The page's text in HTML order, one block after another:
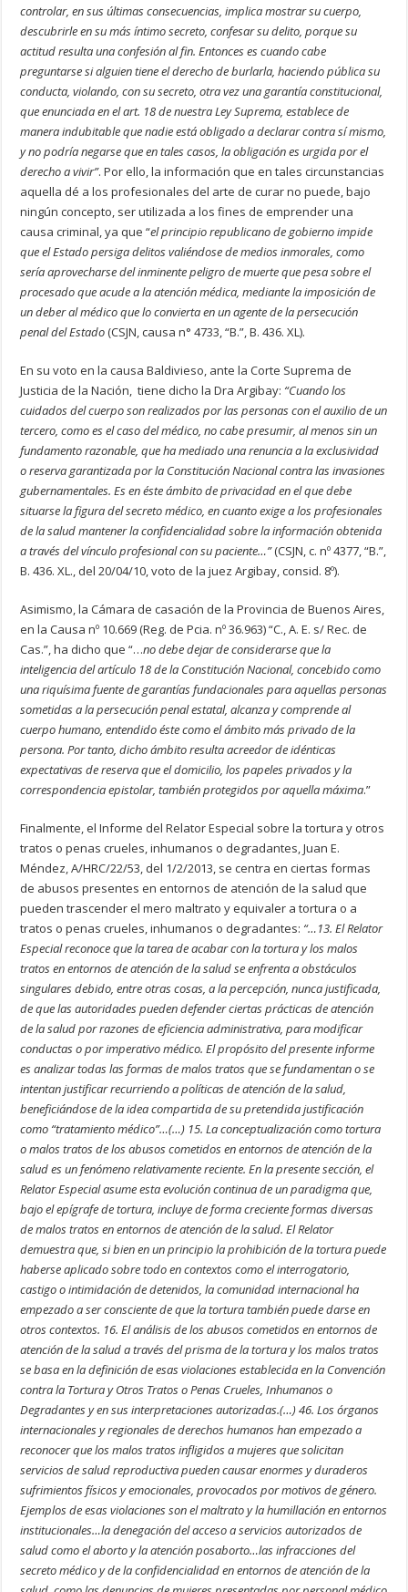
controlar, en sus últimas consecuencias, implica mostrar su cuerpo,
descubrirle en su más íntimo secreto, confesar su delito, porque su
actitud resulta una confesión al fin. Entonces es cuando cabe
preguntarse si alguien tiene el derecho de burlarla, haciendo pública su
conducta, violando, con su secreto, otra vez una garantía constitucional,
que enunciada en el art. 18 de nuestra Ley Suprema, establece de
manera indubitable que nadie está obligado a declarar contra sí mismo,
y no podría negarse que en tales casos, la obligación es urgida por el
derecho a vivir”. Por ello, la información que en tales circunstancias
aquella dé a los profesionales del arte de curar no puede, bajo
ningún concepto, ser utilizada a los fines de emprender una
causa criminal, ya que “el principio republicano de gobierno impide
que el Estado persiga delitos valiéndose de medios inmorales, como
sería aprovecharse del inminente peligro de muerte que pesa sobre el
procesado que acude a la atención médica, mediante la imposición de
un deber al médico que lo convierta en un agente de la persecución
penal del Estado(CSJN, causa n° 4733, “B.”, B. 436. XL).
En su voto en la causa Baldivieso, ante la Corte Suprema de
Justicia de la Nación, tiene dicho la Dra Argibay: “Cuando los
cuidados del cuerpo son realizados por las personas con el auxilio de un
tercero, como es el caso del médico, no cabe presumir, al menos sin un
fundamento razonable, que ha mediado una renuncia a la exclusividad
o reserva garantizada por la Constitución Nacional contra las invasiones
gubernamentales. Es en éste ámbito de privacidad en el que debe
situarse la figura del secreto médico, en cuanto exige a los profesionales
de la salud mantener la confidencialidad sobre la información obtenida
a través del vínculo profesional con su paciente…”(CSJN, c. nº 4377, “B.”,
B. 436. XL., del 20/04/10, voto de la juez Argibay, consid. 8º).
Asimismo, la Cámara de casación de la Provincia de Buenos Aires,
en la Causa nº 10.669 (Reg. de Pcia. nº 36.963) “C., A. E. s/ Rec. de
Cas.”, ha dicho que “…no debe dejar de considerarse que la
inteligencia del artículo 18 de la Constitución Nacional, concebido como
una riquísima fuente de garantías fundacionales para aquellas personas
sometidas a la persecución penal estatal, alcanza y comprende al
cuerpo humano, entendido éste como el ámbito más privado de la
persona. Por tanto, dicho ámbito resulta acreedor de idénticas
expectativas de reserva que el domicilio, los papeles privados y la
correspondencia epistolar, también protegidos por aquella máxima.”
Finalmente, el Informe del Relator Especial sobre la tortura y otros
tratos o penas crueles, inhumanos o degradantes, Juan E.
Méndez, A/HRC/22/53, del 1/2/2013, se centra en ciertas formas
de abusos presentes en entornos de atención de la salud que
pueden trascender el mero maltrato y equivaler a tortura o a
tratos o penas crueles, inhumanos o degradantes: “…13. El Relator
Especial reconoce que la tarea de acabar con la tortura y los malos
tratos en entornos de atención de la salud se enfrenta a obstáculos
singulares debido, entre otras cosas, a la percepción, nunca justificada,
de que las autoridades pueden defender ciertas prácticas de atención
de la salud por razones de eficiencia administrativa, para modificar
conductas o por imperativo médico. El propósito del presente informe
es analizar todas las formas de malos tratos que se fundamentan o se
intentan justificar recurriendo a políticas de atención de la salud,
beneficiándose de la idea compartida de su pretendida justificación
como “tratamiento médico”…(…) 15. La conceptualización como tortura
o malos tratos de los abusos cometidos en entornos de atención de la
salud es un fenómeno relativamente reciente. En la presente sección, el
Relator Especial asume esta evolución continua de un paradigma que,
bajo el epígrafe de tortura, incluye de forma creciente formas diversas
de malos tratos en entornos de atención de la salud. El Relator
demuestra que, si bien en un principio la prohibición de la tortura puede
haberse aplicado sobre todo en contextos como el interrogatorio,
castigo o intimidación de detenidos, la comunidad internacional ha
empezado a ser consciente de que la tortura también puede darse en
otros contextos. 16. El análisis de los abusos cometidos en entornos de
atención de la salud a través del prisma de la tortura y los malos tratos
se basa en la definición de esas violaciones establecida en la Convención
contra la Tortura y Otros Tratos o Penas Crueles, Inhumanos o
Degradantes y en sus interpretaciones autorizadas.(…) 46. Los órganos
internacionales y regionales de derechos humanos han empezado a
reconocer que los malos tratos infligidos a mujeres que solicitan
servicios de salud reproductiva pueden causar enormes y duraderos
sufrimientos físicos y emocionales, provocados por motivos de género.
Ejemplos de esas violaciones son el maltrato y la humillación en entornos
institucionales…la denegación del acceso a servicios autorizados de
salud como el aborto y la atención posaborto…las infracciones del
secreto médico y de la confidencialidad en entornos de atención de la